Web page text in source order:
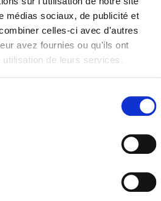
médias sociaux, de publicité et
celles-ci avec d'autres
avez fournies ou qu'ils ont
de leurs services.
|
|
|